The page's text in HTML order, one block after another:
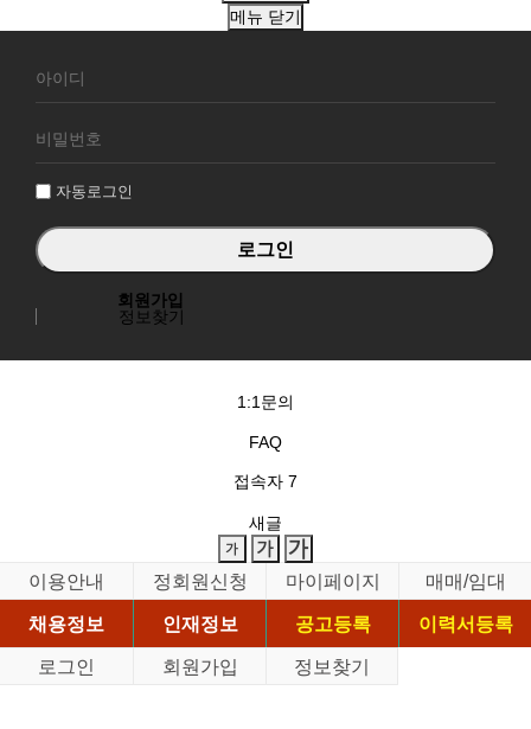
메뉴 닫기
원
그
자동로그인
회원가입
정보찾기
1:1문의
FAQ
접속자 7
새글
이용안내 정회원신청 마이페이지
매매/임대
채용정보
인재정보 공고등록
이력서등록
로그인
회원가입 정보찾기